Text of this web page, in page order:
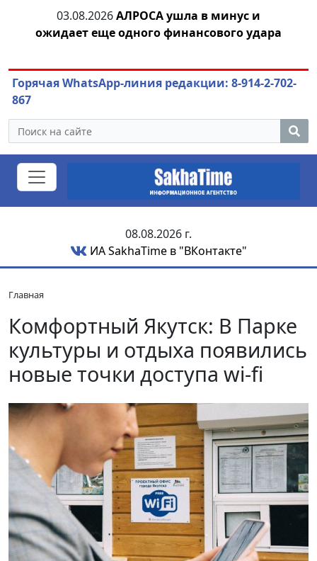
03.08.2026АЛРОСА ушла в минус и
ожидает еще одного финансового удара
Горячая WhatsApp-линия редакции: 8-914-2-702-
867
08.08.2026 г.
ИА SakhaTime в "ВКонтакте"
Главная
Комфортный Якутск: В Парке
культуры и отдыха появились
новые точки доступа wi-fi